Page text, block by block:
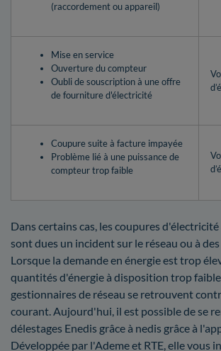
(raccordement ou appareil)
Mise en service
Ouverture du compteur
Oubli de souscription à une offre
de fourniture d'électricité
Coupure suite à facture impayée
Problème lié à une puissance de
compteur trop faible
Dans certains cas, les coupures
sont dues un incident sur le réseau ou à
Lorsque la demande en énergie est trop
quantités d'énergie à disposition trop
gestionnaires de réseau se retrouvent
courant. Aujourd'hui, il est possible de se
délestages Enedis grâce à nedis grâce à
Développée par l'Ademe et RTE, elle vous